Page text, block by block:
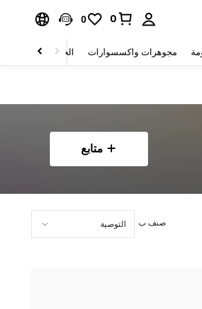
0
0
مجوهرات واكسسوارات الحقائب والأمتعة
متابع
صنف ب